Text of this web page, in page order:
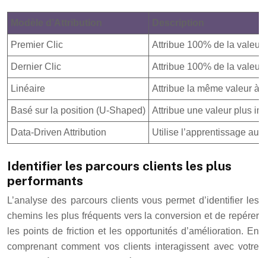
Premier Clic Attribue 100% de la
Dernier Clic Attribue 100% de la
Linéaire Attribue la même valeur à
Basé sur la position (U-Shaped) Attribue une valeur plus
Data-Driven Attribution Utilise l’apprentissage
Identifier les parcours clients les plus
performants
L’analyse des parcours clients vous permet d’identifier les
chemins les plus fréquents vers la conversion et de repérer
les points de friction et les opportunités d’amélioration. En
comprenant comment vos clients interagissent avec votre